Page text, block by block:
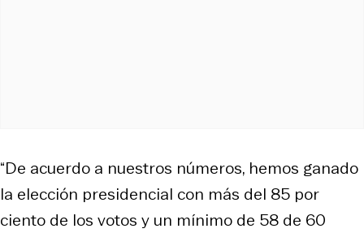
“De acuerdo a nuestros números, hemos ganado
la elección presidencial con más del 85 por
ciento de los votos y un mínimo de 58 de 60